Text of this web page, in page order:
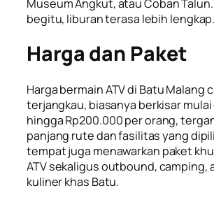
Museum Angkut, atau Coban
begitu, liburan terasa lebih lengkap.
Harga dan Paket
Harga bermain ATV di Batu Malang
terjangkau, biasanya berkisar mulai
hingga Rp200.000 per orang,
panjang rute dan fasilitas yang
tempat juga menawarkan paket
ATV sekaligus outbound, camping,
kuliner khas Batu.